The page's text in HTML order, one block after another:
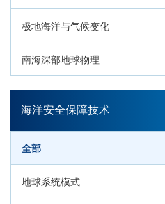
极地海洋与气候变化
南海深部地球物理
深海生命与生态过程
海洋安全保障技术
全部
地球系统模式